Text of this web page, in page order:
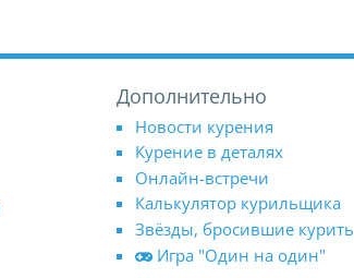
Дополнительно
Новости курения
Курение в деталях
Онлайн-встречи
Калькулятор курильщика
Звёзды, бросившие курить
Игра "Один на один"